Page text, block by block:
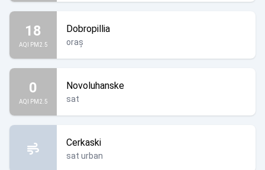
18
AQI PM2.5
Dobropillia
oraș
0
AQI PM2.5
Novoluhanske
sat
Cerkaski
sat urban